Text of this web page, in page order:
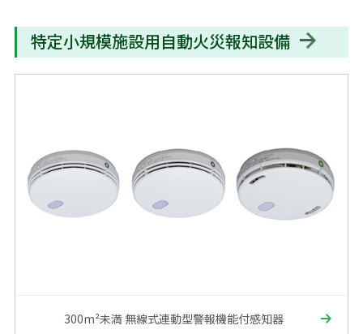
特定小規模施設用自動火災報知設備
300m²未満 無線式連動型警報機能付感知器